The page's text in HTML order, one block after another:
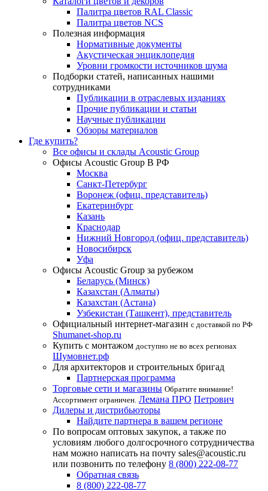
Палитра цветов RAL Сlassic
Палитра цветов NCS
Полезная информация
Нормативные документы
Акустическая энциклопедия
Уровни громкости источников шума
Подборки статей, написанных нашими
сотрудниками
Публикации в отраслевых изданиях
Прочие публикации и статьи
Научные публикации
Обзоры материалов
Где купить?
Все офисы и склады Acoustic Group
Офисы Acoustic Group В РФ
Москва
Санкт-Петербург
Воронеж (офиц. представитель)
Екатеринбург
Казань
Краснодар
Нижний Новгород (офиц. представитель)
Новосибирск
Уфа
Офисы Acoustic Group за рубежом
Беларусь (Минск)
Казахстан (Алматы)
Казахстан (Астана)
Узбекистан (Ташкент), представитель
Официальный интернет-магазин с доставкой по РФ
Shumanet-shop.ru
Купить с монтажом доступно не во всех регионах
Шумовнет.рф
Для архитекторов и строительных бригад
Партнерская программа
Торговые сети и магазины Обратите внимание!
Ассортимент ограничен. Лемана ПРО Петрович
Дилеры и дистрибьюторы
Найдите партнера в вашем регионе
По вопросам оптовых закупок, а также по
условиям любого долгосрочного сотрудничества
нам можно написать на почту sales@acoustic.ru
или позвонить по телефону 8 (800) 222-08-77
Обратная связь
8 (800) 222-08-77